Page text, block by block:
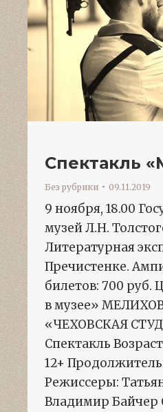
Спектакль
Без рубрики 09.11.2019
9 ноября, 18.00
музей Л.Н.
Литературная
Пречистенке.
билетов: 700 руб.
в музее»
«ЧЕХОВСКАЯ
Спектакль
12+
Режиссеры:
Владимир Байчер